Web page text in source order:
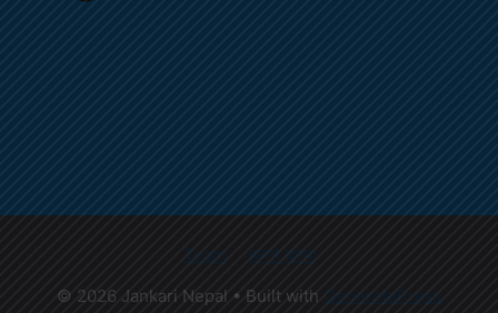
Team
हाम्रो बारेमा
© 2026 Jankari Nepal • Built with GeneratePress